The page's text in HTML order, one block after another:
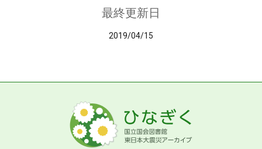
最終更新日
2019/04/15